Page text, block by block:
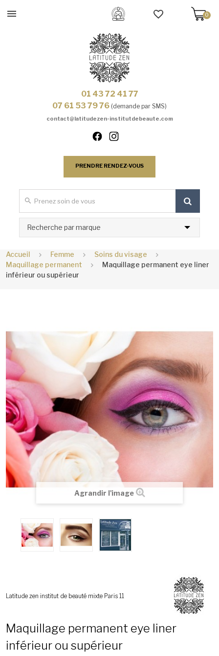
0
01 43 72 41 77
07 61 53 79 76 (demande par SMS)
contact@latitudezen-institutdebeaute.com
PRENDRE RENDEZ-VOUS
Recherche par marque
Accueil Femme
Soins du visage
Maquillage permanent
Maquillage permanent eye liner
inférieur ou supérieur
Agrandir l'image
Latitude zen institut de beauté mixte Paris 11
Maquillage permanent eye liner
inférieur ou supérieur